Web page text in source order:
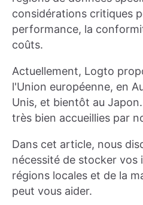
considérations critiques
performance, la
coûts.
Actuellement, Logto
l'Union européenne, en
Unis, et bientôt au
très bien accueillies par
Dans cet article, nous
nécessité de stocker vos
régions locales et de la
peut vous aider.